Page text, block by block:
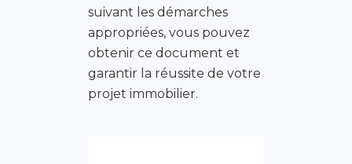
suivant les démarches
appropriées, vous pouvez
obtenir ce document et
garantir la réussite de votre
projet immobilier.